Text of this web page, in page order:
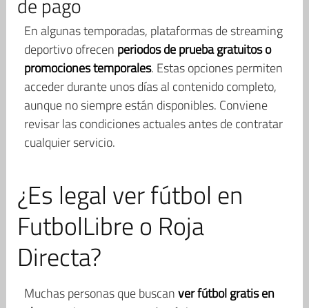
de pago
En algunas temporadas, plataformas de streaming
deportivo ofrecen periodos de prueba gratuitos o
promociones temporales. Estas opciones permiten
acceder durante unos días al contenido completo,
aunque no siempre están disponibles. Conviene
revisar las condiciones actuales antes de contratar
cualquier servicio.
¿Es legal ver fútbol en
FutbolLibre o Roja
Directa?
Muchas personas que buscanver fútbol gratis en